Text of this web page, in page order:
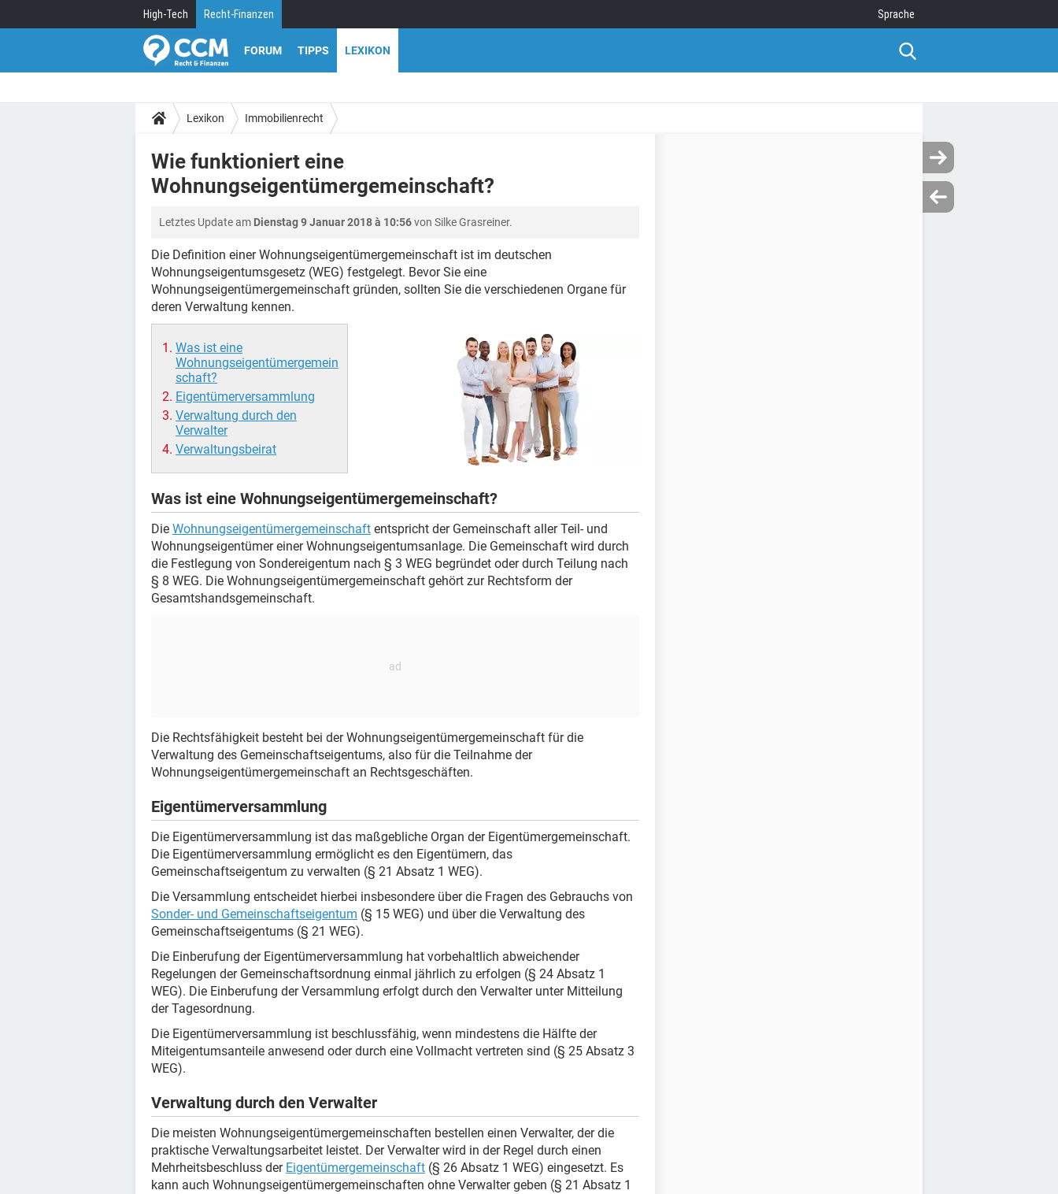
High-Tech Recht-Finanzen Sprache
FORUM TIPPS LEXIKON
Lexikon Immobilienrecht
Wie funktioniert eine
Wohnungseigentümergemeinschaft?
Letztes Update am Dienstag 9 Januar 2018 à 10:56von Silke Grasreiner.
Die Definition einer Wohnungseigentümergemeinschaft ist im deutschen
Wohnungseigentumsgesetz (WEG) festgelegt. Bevor Sie eine
Wohnungseigentümergemeinschaft gründen, sollten Sie die verschiedenen Organe für
deren Verwaltung kennen.
Was ist eine
Wohnungseigentümergemein
schaft?
Eigentümerversammlung
Verwaltung durch den
Verwalter
Verwaltungsbeirat
Was ist eine Wohnungseigentümergemeinschaft?
Die Wohnungseigentümergemeinschaft entspricht der Gemeinschaft aller Teil- und
Wohnungseigentümer einer Wohnungseigentumsanlage. Die Gemeinschaft wird durch
die Festlegung von Sondereigentum nach § 3 WEG begründet oder durch Teilung nach
§ 8 WEG. Die Wohnungseigentümergemeinschaft gehört zur Rechtsform der
Gesamtshandsgemeinschaft.
Die Rechtsfähigkeit besteht bei der Wohnungseigentümergemeinschaft für die
Verwaltung des Gemeinschaftseigentums, also für die Teilnahme der
Wohnungseigentümergemeinschaft an Rechtsgeschäften.
Eigentümerversammlung
Die Eigentümerversammlung ist das maßgebliche Organ der Eigentümergemeinschaft.
Die Eigentümerversammlung ermöglicht es den Eigentümern, das
Gemeinschaftseigentum zu verwalten (§ 21 Absatz 1 WEG).
Die Versammlung entscheidet hierbei insbesondere über die Fragen des Gebrauchs von
Sonder- und Gemeinschaftseigentum (§ 15 WEG) und über die Verwaltung des
Gemeinschaftseigentums (§ 21 WEG).
Die Einberufung der Eigentümerversammlung hat vorbehaltlich abweichender
Regelungen der Gemeinschaftsordnung einmal jährlich zu erfolgen (§ 24 Absatz 1
WEG). Die Einberufung der Versammlung erfolgt durch den Verwalter unter Mitteilung
der Tagesordnung.
Die Eigentümerversammlung ist beschlussfähig, wenn mindestens die Hälfte der
Miteigentumsanteile anwesend oder durch eine Vollmacht vertreten sind (§ 25 Absatz 3
WEG).
Verwaltung durch den Verwalter
Die meisten Wohnungseigentümergemeinschaften bestellen einen Verwalter, der die
praktische Verwaltungsarbeitet leistet. Der Verwalter wird in der Regel durch einen
Mehrheitsbeschluss der Eigentümergemeinschaft (§ 26 Absatz 1 WEG) eingesetzt. Es
kann auch Wohnungseigentümergemeinschaften ohne Verwalter geben (§ 21 Absatz 1